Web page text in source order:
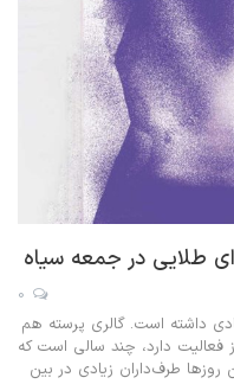
طلایی در جمعه سیاه
داشته است. گالری پرسته هم
فعالیت دارد، چند سالی است که
روزها طرف‌داران زیادی در بین